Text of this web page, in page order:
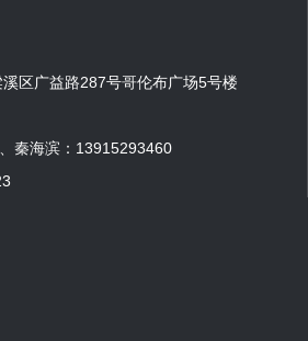
区广益路287号哥伦布广场5号楼
秦海滨：13915293460